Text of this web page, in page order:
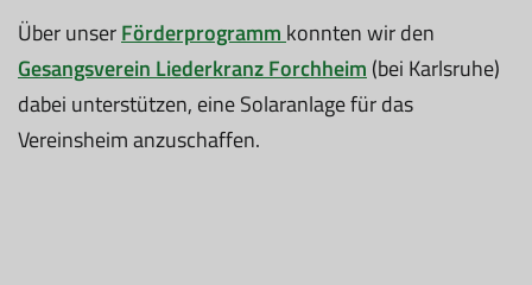
Über unserFörderprogramm konnten wir den
Gesangsverein Liederkranz Forchheim (bei Karlsruhe)
dabei unterstützen, eine Solaranlage für das
Vereinsheim anzuschaffen.